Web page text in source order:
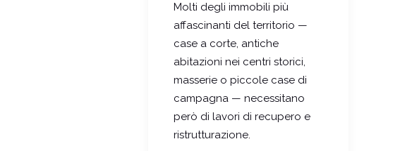
Molti degli immobili più
affascinanti del territorio —
case a corte, antiche
abitazioni nei centri storici,
masserie o piccole case di
campagna — necessitano
però di lavori di recupero e
ristrutturazione.